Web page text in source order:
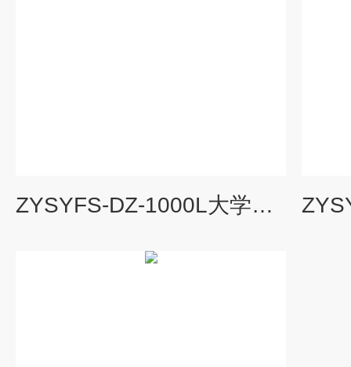
ZYSYFS-DZ-1000L大学生物实验室常规型废水处理设备